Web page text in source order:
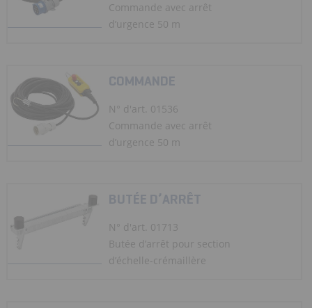
Commande avec arrêt
d’urgence 50 m
COMMANDE
N° d'art. 01536
Commande avec arrêt
d’urgence 50 m
BUTÉE D’ARRÊT
N° d'art. 01713
Butée d’arrêt pour section
d’échelle-crémaillère